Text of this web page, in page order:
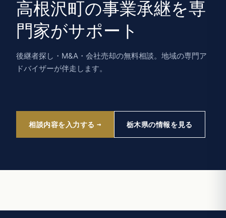
高根沢町の事業承継を専
門家がサポート
後継者探し・M&A・会社売却の無料相談。地域の専門ア
ドバイザーが伴走します。
相談内容を入力する 栃木県の情報を見る